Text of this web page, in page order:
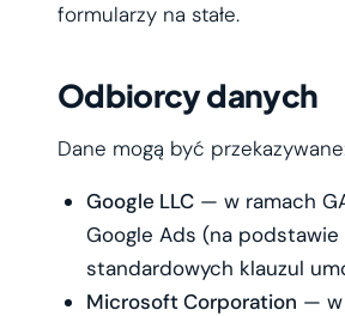
formularzy na stałe.
Odbiorcy danych
Dane mogą być
Google LLC — w ramach
Google Ads (na podstawie
standardowych klauzul
Microsoft Corporation — w